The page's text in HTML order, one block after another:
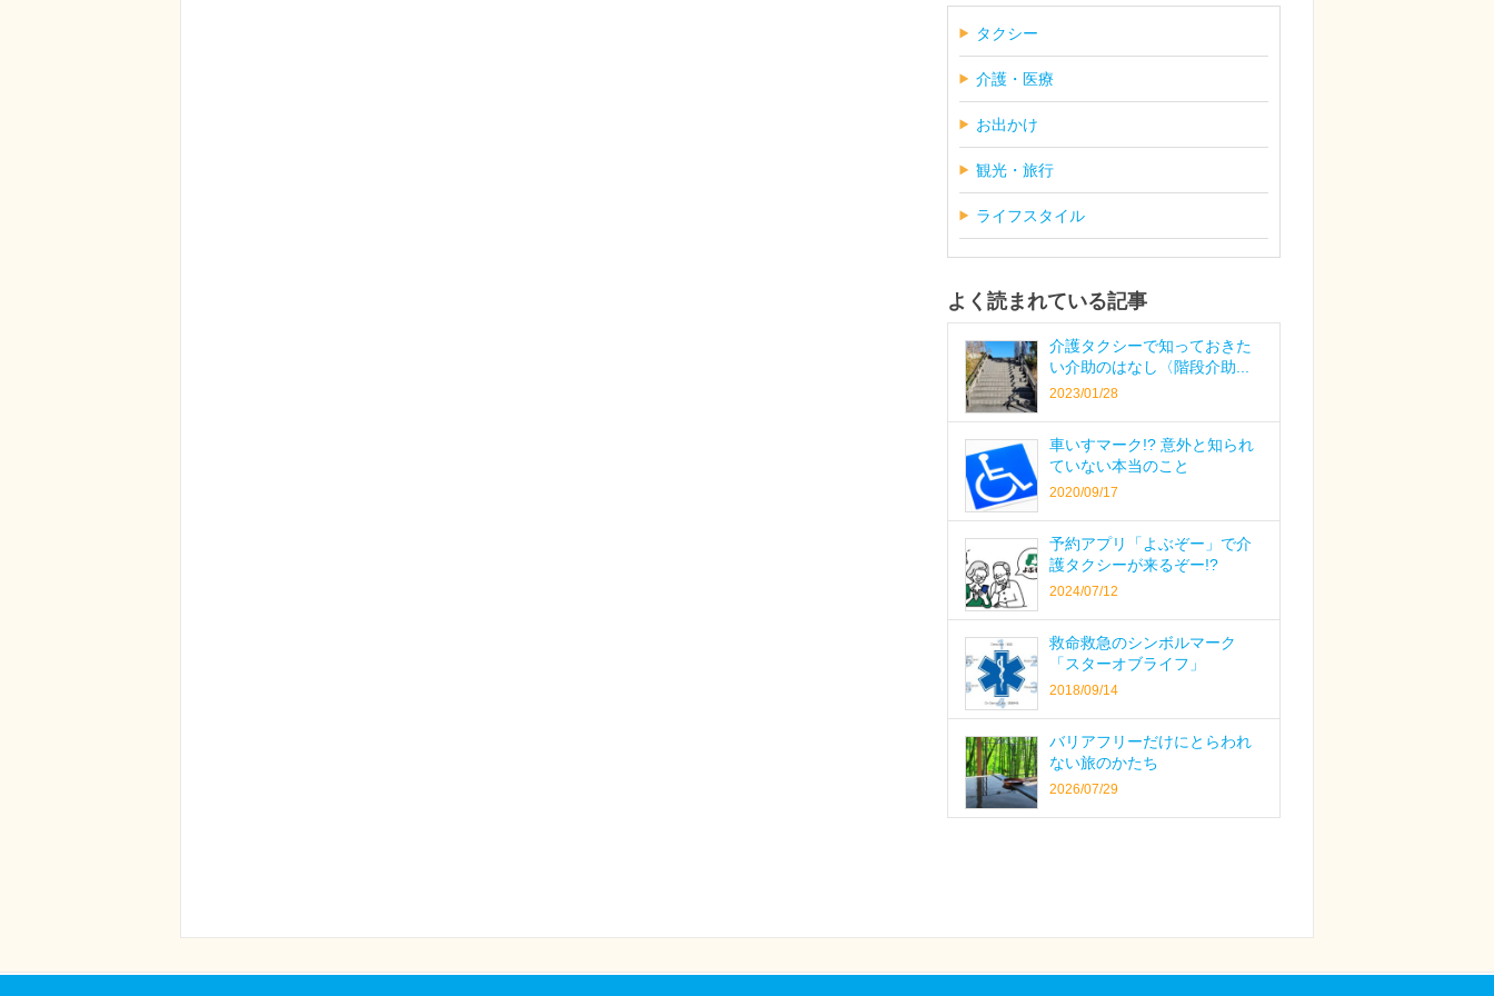
タクシー
介護・医療
お出かけ
観光・旅行
ライフスタイル
よく読まれている記事
介護タクシーで知っておきた
い介助のはなし〈階段介助...
2023/01/28
車いすマーク!? 意外と知られ
ていない本当のこと
2020/09/17
予約アプリ「よぶぞー」で介
護タクシーが来るぞー!?
2024/07/12
救命救急のシンボルマーク
「スターオブライフ」
2018/09/14
バリアフリーだけにとらわれ
ない旅のかたち
2026/07/29